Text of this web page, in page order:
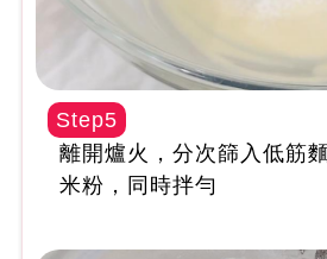
Step5
離開爐火，分次篩入低筋
米粉，同時拌勻